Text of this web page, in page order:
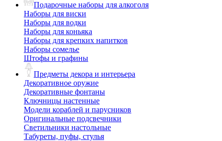
Подарочные наборы для алкоголя
Наборы для виски
Наборы для водки
Наборы для коньяка
Наборы для крепких напитков
Наборы сомелье
Штофы и графины
Предметы декора и интерьера
Декоративное оружие
Декоративные фонтаны
Ключницы настенные
Модели кораблей и парусников
Оригинальные подсвечники
Светильники настольные
Табуреты, пуфы, стулья